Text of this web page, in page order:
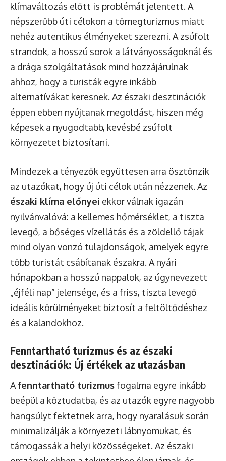
klímaváltozás előtt is problémát jelentett. A
népszerűbb úti célokon a tömegturizmus miatt
nehéz autentikus élményeket szerezni. A zsúfolt
strandok, a hosszú sorok a látványosságoknál és
a drága szolgáltatások mind hozzájárulnak
ahhoz, hogy a turisták egyre inkább
alternatívákat keresnek. Az északi desztinációk
éppen ebben nyújtanak megoldást, hiszen még
képesek a nyugodtabb, kevésbé zsúfolt
környezetet biztosítani.
Mindezek a tényezők együttesen arra ösztönzik
az utazókat, hogy új úti célok után nézzenek. Az
északi klíma előnyei ekkor válnak igazán
nyilvánvalóvá: a kellemes hőmérséklet, a tiszta
levegő, a bőséges vízellátás és a zöldellő tájak
mind olyan vonzó tulajdonságok, amelyek egyre
több turistát csábítanak északra. A nyári
hónapokban a hosszú nappalok, az úgynevezett
„éjféli nap” jelensége, és a friss, tiszta levegő
ideális körülményeket biztosít a feltöltődéshez
és a kalandokhoz.
Fenntartható turizmus és az északi
desztinációk: Új értékek az utazásban
Afenntartható turizmusfogalma egyre inkább
beépül a köztudatba, és az utazók egyre nagyobb
hangsúlyt fektetnek arra, hogy nyaralásuk során
minimalizálják a környezeti lábnyomukat, és
támogassák a helyi közösségeket. Az északi